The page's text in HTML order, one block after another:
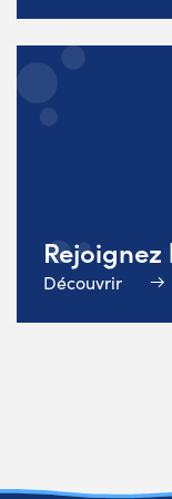
Rejoignez
Découvrir